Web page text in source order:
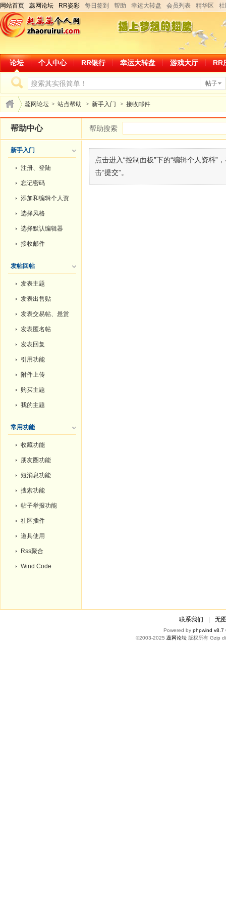
网站首页 蕊网论坛 RR姿彩 每日签到 帮助 幸运大转盘 会员列表 精华区
论坛 个人中心 RR银行 幸运大转盘 游戏大厅 RR
帖子
蕊网论坛 > 站点帮助 > 新手入门 > 接收邮件
帮助中心 帮助搜索
新手入门
注册、登陆
忘记密码
添加和编辑个人资
料
选择风格
选择默认编辑器
接收邮件
发帖回帖
发表主题
发表出售贴
发表交易帖、悬赏
帖和投票帖
发表匿名帖
发表回复
引用功能
附件上传
购买主题
我的主题
常用功能
收藏功能
朋友圈功能
短消息功能
搜索功能
帖子举报功能
社区插件
道具使用
Rss聚合
Wind Code
点击进入“控制面板”下的“编辑个人资料”
击“提交”。
联系我们 无
Powered by phpwind v8.7
©2003-2025 蕊网论坛 版权所有 Gzip